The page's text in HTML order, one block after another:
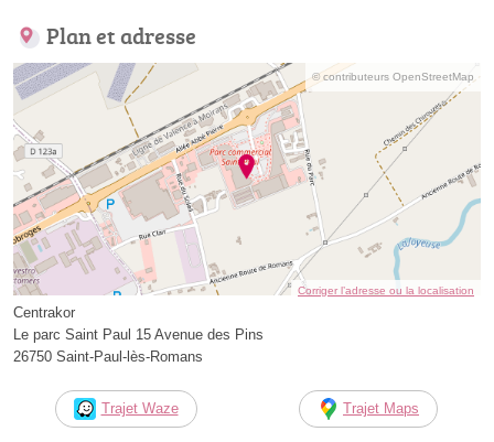
Plan et adresse
© contributeurs OpenStreetMap
Corriger l’adresse ou la localisation
Centrakor
Le parc Saint Paul 15 Avenue des Pins
26750 Saint-Paul-lès-Romans
Trajet Waze Trajet Maps